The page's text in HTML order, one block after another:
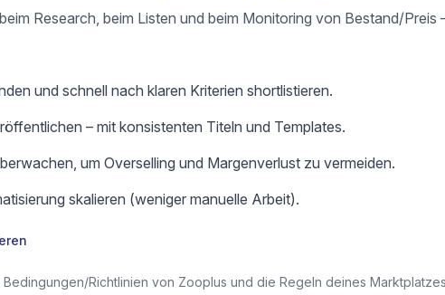
Research, beim Listen und beim Monitoring von Bestand/Preis
und schnell nach klaren Kriterien shortlistieren.
– mit konsistenten Titeln und Templates.
um Overselling und Margenverlust zu vermeiden.
skalieren (weniger manuelle Arbeit).
Richtlinien von Zooplus und die Regeln deines